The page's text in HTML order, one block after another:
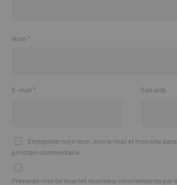
Nom *
E-mail * Site web
Enregistrer mon nom, mon e-mail et mon site
prochain commentaire.
Prévenez-moi de tous les nouveaux commentaires par